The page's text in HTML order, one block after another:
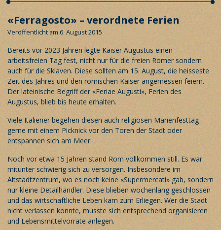
«Ferragosto» – verordnete Ferien
Veröffentlicht am 6. August 2015
Bereits vor 2023 Jahren legte Kaiser Augustus einen
arbeitsfreien Tag fest, nicht nur für die freien Römer sondern
auch für die Sklaven. Diese sollten am 15. August, die heisseste
Zeit des Jahres und den römischen Kaiser angemessen feiern.
Der lateinische Begriff der «Feriae Augusti», Ferien des
Augustus, blieb bis heute erhalten.
Viele Italiener begehen diesen auch religiösen Marienfesttag
gerne mit einem Picknick vor den Toren der Stadt oder
entspannen sich am Meer.
Noch vor etwa 15 Jahren stand Rom vollkommen still. Es war
mitunter schwierig sich zu versorgen. Insbesondere im
Altstadtzentrum, wo es noch keine «Supermercati» gab, sondern
nur kleine Detailhändler. Diese blieben wochenlang geschlossen
und das wirtschaftliche Leben kam zum Erliegen. Wer die Stadt
nicht verlassen konnte, musste sich entsprechend organisieren
und Lebensmittelvorräte anlegen.